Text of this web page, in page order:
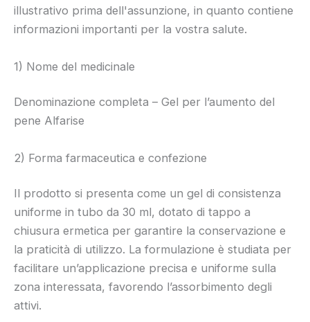
illustrativo prima dell'assunzione, in quanto contiene
informazioni importanti per la vostra salute.
1) Nome del medicinale
Denominazione completa – Gel per l’aumento del
pene Alfarise
2) Forma farmaceutica e confezione
Il prodotto si presenta come un gel di consistenza
uniforme in tubo da 30 ml, dotato di tappo a
chiusura ermetica per garantire la conservazione e
la praticità di utilizzo. La formulazione è studiata per
facilitare un’applicazione precisa e uniforme sulla
zona interessata, favorendo l’assorbimento degli
attivi.